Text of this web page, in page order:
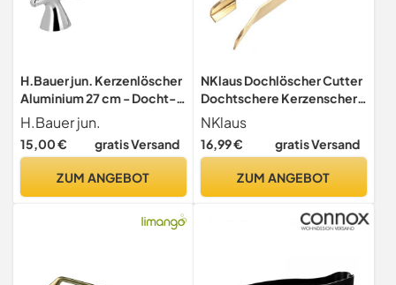
H.Bauer jun. Kerzenlöscher
Aluminium 27 cm - Docht-
Löscher mit Löschhut im
Hirsch Motiv -
Kerzendämpfer mit langem
ausmachen ohne Rauch
H.Bauer jun.
15,00 € gratis Versand
ZUM ANGEBOT
NKlaus Dochlöscher Cutter
Dochtschere Kerzenschere
Lichtputzschere Länge
8cm 2742
NKlaus
16,99 € gratis Versand
ZUM ANGEBOT